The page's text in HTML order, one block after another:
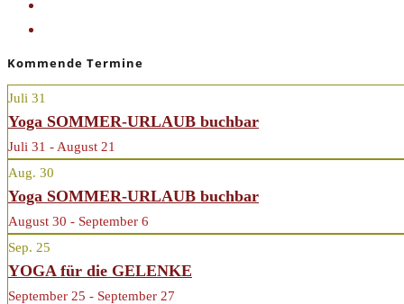
Kommende Termine
Juli 31
Yoga SOMMER-URLAUB buchbar
Juli 31 - August 21
Aug. 30
Yoga SOMMER-URLAUB buchbar
August 30 - September 6
Sep. 25
YOGA für die GELENKE
September 25 - September 27